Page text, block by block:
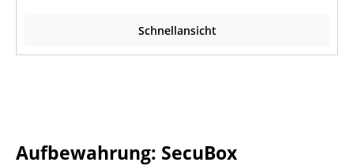
Schnellansicht
Aufbewahrung: SecuBox